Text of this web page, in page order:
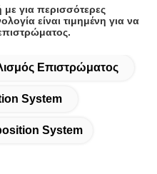
για περισσότερες
είναι τιμημένη για να
Επιστρώματος
System
System